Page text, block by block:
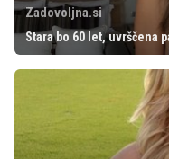
Zadovoljna.si
Stara bo 60 let, uvrščena